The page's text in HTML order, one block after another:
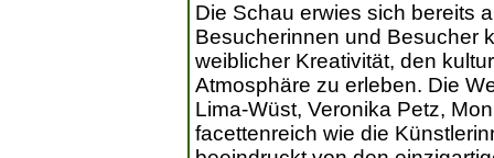
Die Schau erwies sich bereits
Besucherinnen und Besucher
weiblicher Kreativität, den
Atmosphäre zu erleben. Die
Lima-Wüst, Veronika Petz,
facettenreich wie die